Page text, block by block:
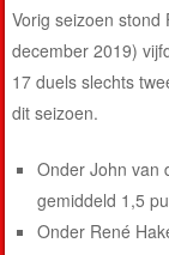
Vorig seizoen
december 2019)
17 duels slechts
dit seizoen.
Onder John van
gemiddeld 1,5
Onder René